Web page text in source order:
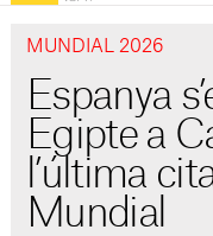
MUNDIAL 2026
Espanya
Egipte a
l’última
Mundial